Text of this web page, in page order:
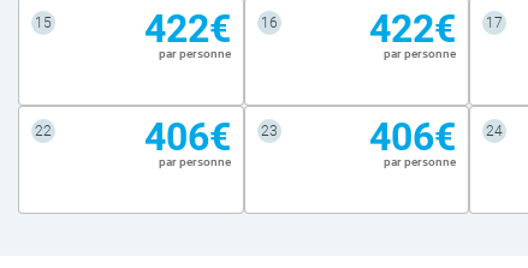
15 422€
par personne
16 422€
par personne
17
22 406€
par personne
23 406€
par personne
24